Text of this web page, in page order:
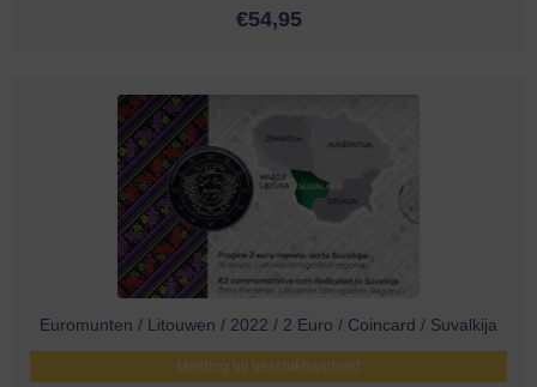
€54,95
Euromunten / Litouwen / 2022 / 2 Euro / Coincard / Suvalkija
Melding bij beschikbaarheid